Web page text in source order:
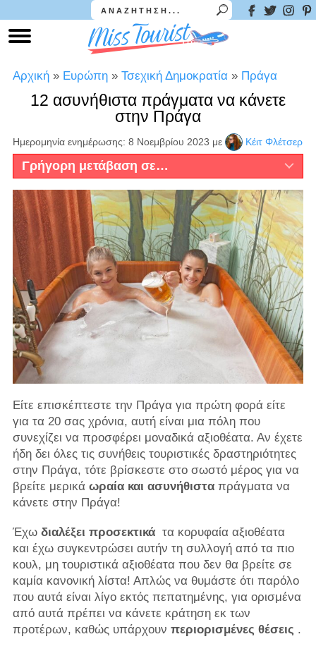
Αρχική » Ευρώπη » Τσεχική Δημοκρατία » Πράγα
12 ασυνήθιστα πράγματα να κάνετε
στην Πράγα
Ημερομηνία ενημέρωσης: 8 Νοεμβρίου 2023 με Κέιτ Φλέτσερ
Γρήγορη μετάβαση σε…
Είτε επισκέπτεστε την Πράγα για πρώτη φορά είτε
για τα 20 σας χρόνια, αυτή είναι μια πόλη που
συνεχίζει να προσφέρει μοναδικά αξιοθέατα. Αν έχετε
ήδη δει όλες τις συνήθεις τουριστικές δραστηριότητες
στην Πράγα, τότε βρίσκεστε στο σωστό μέρος για να
βρείτε μερικά ωραία και ασυνήθισταπράγματα να
κάνετε στην Πράγα!
Έχω διαλέξει προσεκτικάτα κορυφαία αξιοθέατα
και έχω συγκεντρώσει αυτήν τη συλλογή από τα πιο
κουλ, μη τουριστικά αξιοθέατα που δεν θα βρείτε σε
καμία κανονική λίστα! Απλώς να θυμάστε ότι παρόλο
που αυτά είναι λίγο εκτός πεπατημένης, για ορισμένα
από αυτά πρέπει να κάνετε κράτηση εκ των
προτέρων, καθώς υπάρχουν περιορισμένες θέσεις .